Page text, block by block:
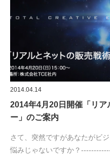
2014.04.14
2014年4月20日開催「リ
ー」のご案内
さて、突然ですがあなたがビ
悩みじゃないですか？